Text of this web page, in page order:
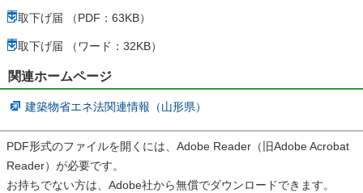
取下げ届 （PDF：63KB）
取下げ届 （ワード：32KB）
関連ホームページ
建築物省エネ法関連情報（山形県）
PDF形式のファイルを開くには、Adobe Reader（旧Adobe Acrobat
Reader）が必要です。
お持ちでない方は、Adobe社から無償でダウンロードできます。